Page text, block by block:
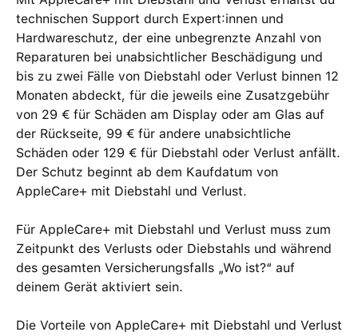
technischen Support durch Expert:innen und
Hardware­schutz, der eine unbegrenzte Anzahl von
Reparaturen bei unabsichtlicher Beschädigung und
bis zu zwei Fälle von Diebstahl oder Verlust binnen 12
Monaten abdeckt, für die jeweils eine Zusatz­gebühr
von 29 € für Schäden am Display oder am Glas auf
der Rückseite, 99 € für andere unabsicht­liche
Schäden oder 129 € für Diebstahl oder Verlust anfällt.
Der Schutz beginnt ab dem Kaufdatum von
AppleCare+ mit Diebstahl und Verlust.
Für AppleCare+ mit Diebstahl und Verlust muss zum
Zeitpunkt des Verlusts oder Diebstahls und während
des gesamten Versicherungs­falls „Wo ist?“ auf
deinem Gerät aktiviert sein.
Die Vorteile von AppleCare+ mit Diebstahl und Verlust